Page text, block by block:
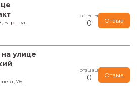
Барнаул
ОТЗЫВЫ
0 Отзыв
улице
76
ОТЗЫВЫ
0 Отзыв